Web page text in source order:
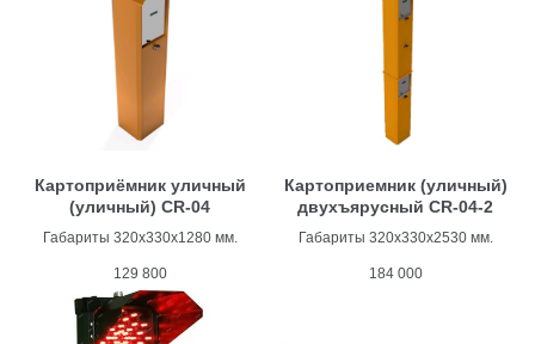
Картоприёмник уличный
(уличный) CR-04
Габариты 320х330х1280 мм.
129 800
Картоприемник (уличный)
двухъярусный CR-04-2
Габариты 320х330х2530 мм.
184 000